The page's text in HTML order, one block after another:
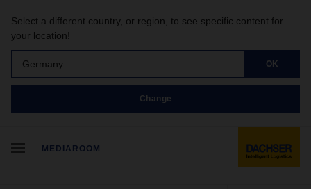
Select a different country, or region, to see specific content for
your location!
Germany OK
Change
MEDIAROOM